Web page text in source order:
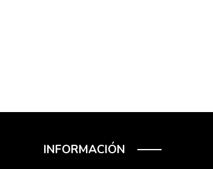
INFORMACIÓN